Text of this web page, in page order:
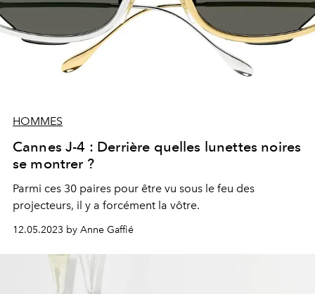
HOMMES
Cannes J-4 : Derrière quelles lunettes noires
se montrer ?
Parmi ces 30 paires pour être vu sous le feu des
projecteurs, il y a forcément la vôtre.
12.05.2023 by Anne Gaffié